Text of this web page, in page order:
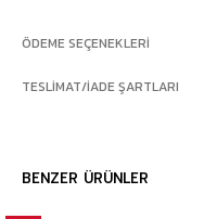
ÖDEME SEÇENEKLERI
TESLIMAT/İADE ŞARTLARI
BENZER ÜRÜNLER